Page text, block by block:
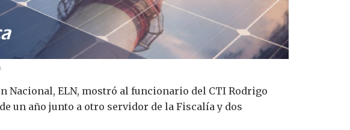
Nacional, ELN, mostró al funcionario del CTI Rodrigo
un año junto a otro servidor de la Fiscalía y dos